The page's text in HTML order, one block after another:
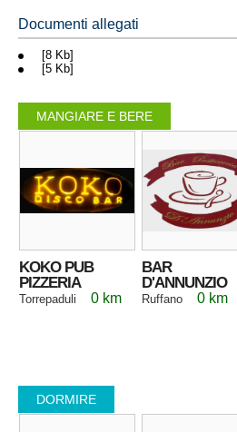
Documenti allegati
[8 Kb]
[5 Kb]
MANGIARE E BERE
KOKO PUB
PIZZERIA
Torrepaduli 0 km
BAR
D'ANNUNZIO
Ruffano 0 km
DORMIRE